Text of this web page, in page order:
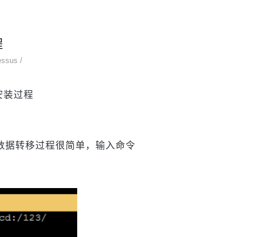
/
装过程
转移过程很简单，输入命令